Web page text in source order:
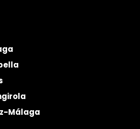
Málaga